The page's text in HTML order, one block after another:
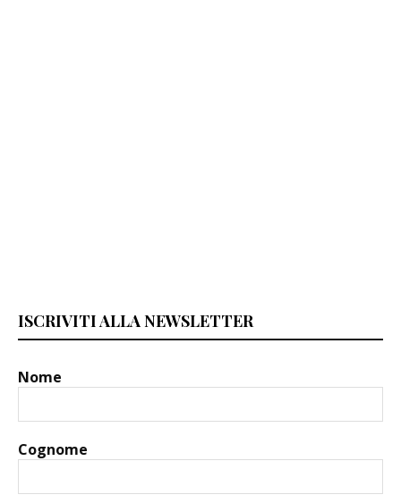
ISCRIVITI ALLA NEWSLETTER
Nome
Cognome